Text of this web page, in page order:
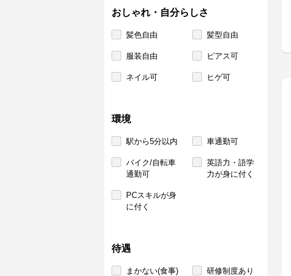
おしゃれ・自分らしさ
髪色自由 髪型自由
服装自由 ピアス可
ネイル可 ヒゲ可
環境
駅から5分以内 車通勤可
バイク/自転車
通勤可
英語力・語学
力が身に付く
PCスキルが身
に付く
待遇
まかない(食事) 研修制度あり